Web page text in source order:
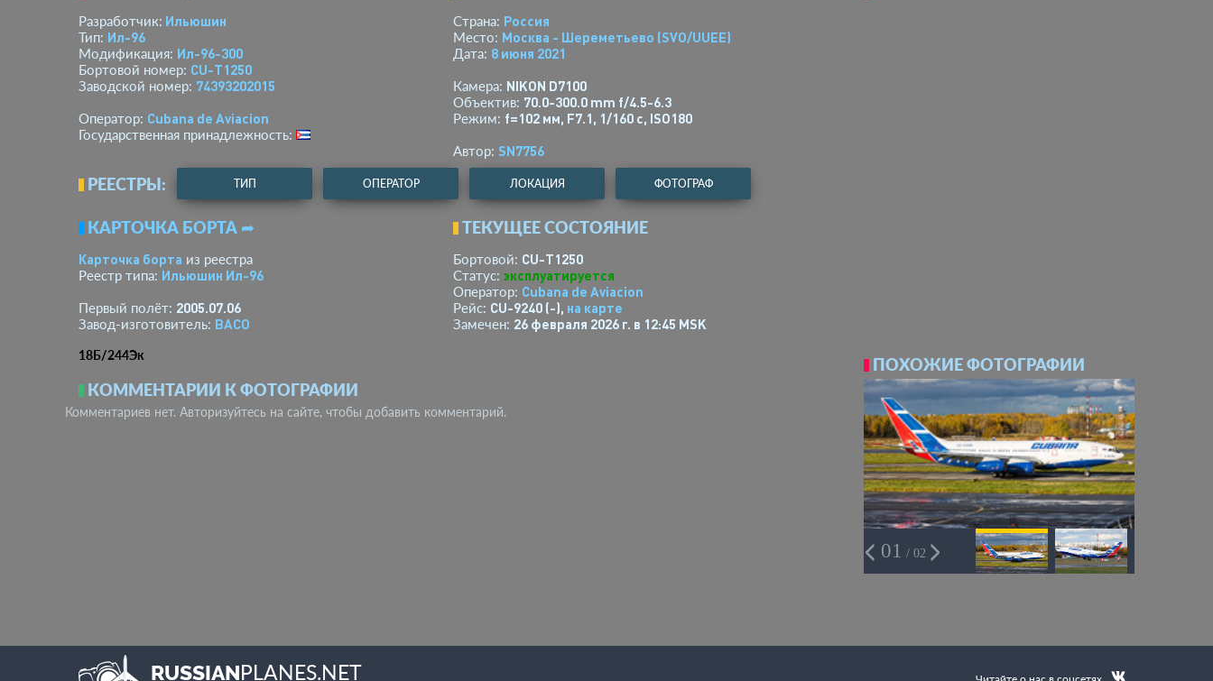
Разработчик: Ильюшин
Тип: Ил-96
Модификация: Ил-96-300
Бортовой номер: CU-T1250
Заводской номер: 74393202015
Оператор: Cubana de Aviacion
Государственная принадлежность:
Страна: Россия
Место: Москва - Шереметьево (SVO/UUEE)
Дата: 8 июня 2021
Камера: NIKON D7100
Объектив: 70.0-300.0 mm f/4.5-6.3
Режим: f=102 мм, F7.1, 1/160 с, ISO180
Автор: SN7756
РЕЕСТРЫ: ТИП ОПЕРАТОР ЛОКАЦИЯ ФОТОГРАФ
КАРТОЧКА БОРТА ➦
Карточка борта из реестра
Реестр типа: Ильюшин Ил-96
Первый полёт: 2005.07.06
Завод-изготовитель: ВАСО
ТЕКУЩЕЕ СОСТОЯНИЕ
Бортовой: CU-T1250
Статус: эксплуатируется
Оператор: Cubana de Aviacion
Рейс: CU-9240 (-), на карте
Замечен: 26 февраля 2026 г. в 12:45 MSK
18Б/244Эк
КОММЕНТАРИИ К ФОТОГРАФИИ
Комментариев нет. Авторизуйтесь на сайте, чтобы добавить комментарий.
ПОХОЖИЕ ФОТОГРАФИИ
01 / 02
RUSSIANPLANES.NET